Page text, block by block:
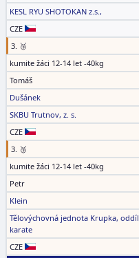
KESL RYU SHOTOKAN z.s.,
CZE
3. 🥉
kumite žáci 12-14 let -40kg
Tomáš
Dušánek
SKBU Trutnov, z. s.
CZE
3. 🥉
kumite žáci 12-14 let -40kg
Petr
Klein
Tělovýchovná jednota Krupka, oddíl
karate
CZE